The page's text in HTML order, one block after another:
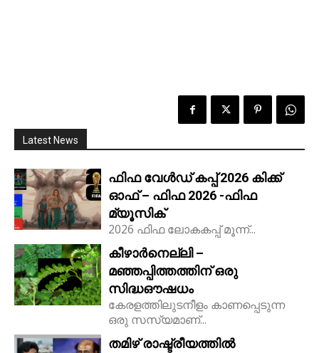
Latest News
ഫിഫ വേൾഡ് കപ്പ് 2026 കിക്ക്‌
ഓഫ് – ഫിഫ 2026 -ഫിഫ
മ്യൂസിക്
2026 ഫിഫ ലോകകപ്പ് മൂന്ന്...
കീഴാർനെല്ലി –
മഞ്ഞപ്പിത്തത്തിന് ഒരു
സിദ്ധഔഷധം
കേരളത്തിലുടനീളം കാണപ്പെടുന്ന
ഒരു സസ്യമാണ്...
തമിഴ് രാഷ്ട്രീയത്തിൽ